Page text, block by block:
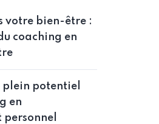
votre bien-être :
coaching en
potentiel
en